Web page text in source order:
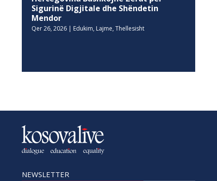
Sigurinë Digjitale dhe Shëndetin
Mendor
Qer 26, 2026| Edukim, Lajme, Thellesisht
NEWSLETTER